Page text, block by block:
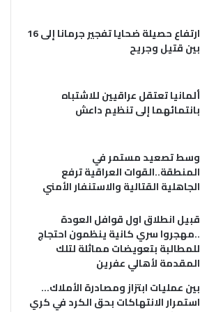
ارتفاع حصيلة ضحايا تفجير جرمانا إلى 16
بين قتيل وجريح
ألمانيا تعتقل عراقيين للاشتباه
بانتمائهما إلى تنظيم داعش
وسط تصعيد مستمر في
المنطقة..القوات العراقية ترفع
الجاهلية القتالية والاستنفار الأمني
قبيل انطلاق اول قوافل العودة
..مهجروا سري كانية ينظمون احتجاج
للمطالبة بتعويضات مماثلة لتلك
المقدمة لأهالي عفرين
بين عمليات ابتزاز ومصادرة الأملاك…
استمرار الانتهاكات بحق الكرد في كري